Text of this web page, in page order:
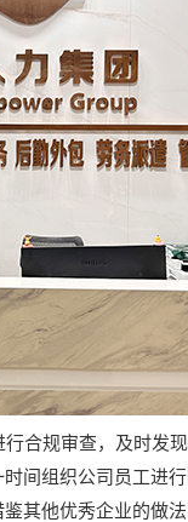
合规审查，及时发
间组织公司员工进
其他优秀企业的做